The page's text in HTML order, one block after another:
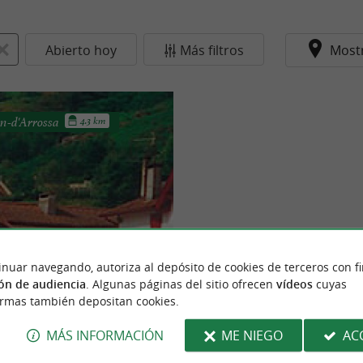
Abierto hoy Más filtros
Martin d'Arrossa
d'Arrossa 4.3 km
Ossès en la margen izquierda
hermosas granjas
tres ...
navegando, autoriza al depósito de cookies de terceros con
de audiencia . Algunas páginas del sitio ofrecen vídeoscuyas
también depositan cookies.
MÁS INFORMACIÓN ME NIEGO